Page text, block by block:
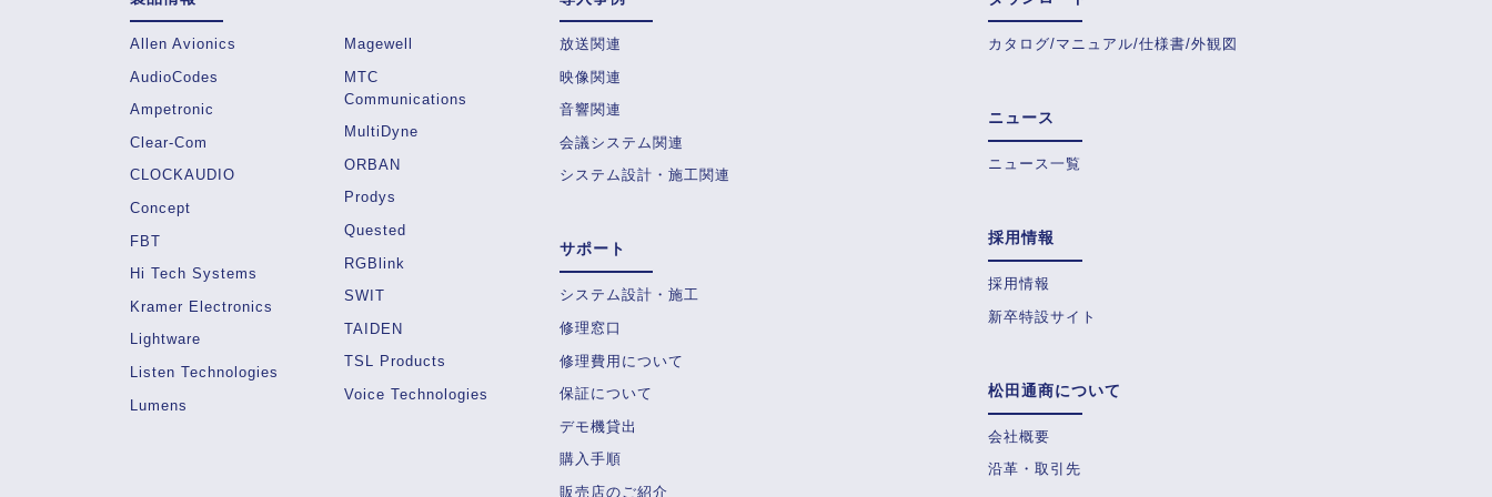
Allen Avionics
AudioCodes
Ampetronic
Clear-Com
CLOCKAUDIO
Concept
FBT
Hi Tech Systems
Kramer Electronics
Lightware
Listen Technologies
Lumens
Magewell
MTC
Communications
MultiDyne
ORBAN
Prodys
Quested
RGBlink
SWIT
TAIDEN
TSL Products
Voice Technologies
放送関連
映像関連
音響関連
会議システム関連
システム設計・施工関連
サポート
システム設計・施工
修理窓口
修理費用について
保証について
デモ機貸出
購入手順
販売店のご紹介
カタログ/マニュアル/仕様書/外観図
ニュース
ニュース一覧
採用情報
採用情報
新卒特設サイト
松田通商について
会社概要
沿革・取引先